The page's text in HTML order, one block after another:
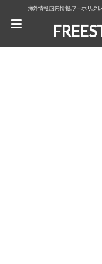
海外情報,国内情報,ワーホリ,ク